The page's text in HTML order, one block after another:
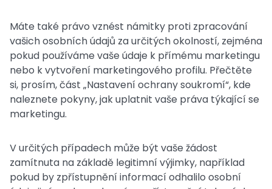
Máte také právo vznést námitky proti zpracování
vašich osobních údajů za určitých okolností, zejména
pokud používáme vaše údaje k přímému marketingu
nebo k vytvoření marketingového profilu. Přečtěte
si, prosím, část „Nastavení ochrany soukromí“, kde
naleznete pokyny, jak uplatnit vaše práva týkající se
marketingu.
V určitých případech může být vaše žádost
zamítnuta na základě legitimní výjimky, například
pokud by zpřístupnění informací odhalilo osobní